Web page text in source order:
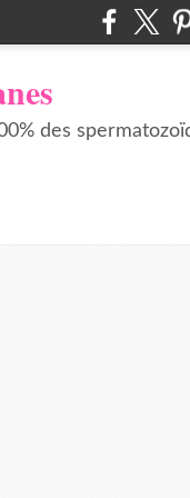
des